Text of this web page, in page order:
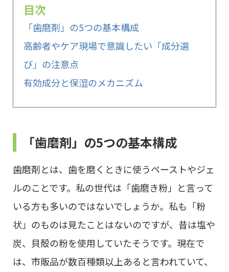
目次
「歯磨剤」の5つの基本構成
高齢者やケア現場で意識したい「成分選
び」の注意点
有効成分と保湿のメカニズム
「歯磨剤」の5つの基本構成
歯磨剤とは、歯を磨くときに使うペーストやジェ
ルのことです。私の世代は「歯磨き粉」と言って
いる方も多いのではないでしょうか。私も「粉
状」のものは見たことはないのですが、昔は塩や
炭、貝殻の粉を使用していたそうです。現在で
は、市販品が数百種類以上あると言われていて、